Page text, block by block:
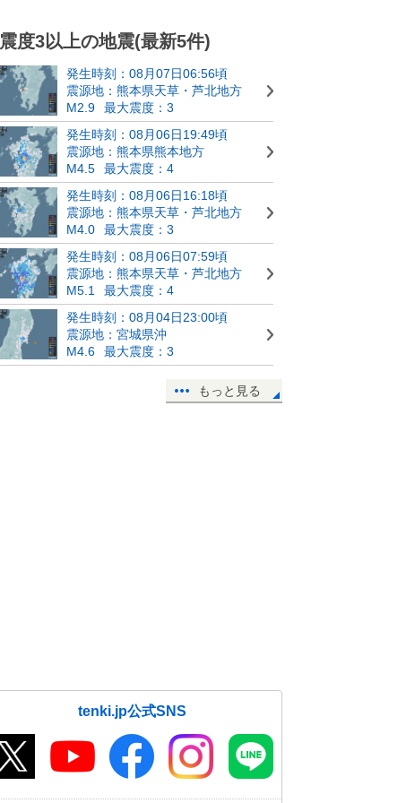
震度3以上の地震(最新5件)
発生時刻：08月07日06:56頃
震源地：熊本県天草・芦北地方
M2.9
最大震度：3
発生時刻：08月06日19:49頃
震源地：熊本県熊本地方
M4.5
最大震度：4
発生時刻：08月06日16:18頃
震源地：熊本県天草・芦北地方
M4.0
最大震度：3
発生時刻：08月06日07:59頃
震源地：熊本県天草・芦北地方
M5.1
最大震度：4
発生時刻：08月04日23:00頃
震源地：宮城県沖
M4.6
最大震度：3
もっと見る
tenki.jp公式SNS